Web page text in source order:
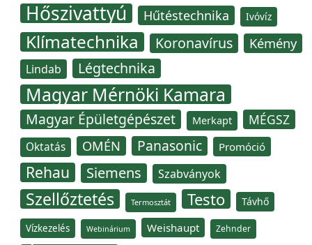
Hőszivattyú Hűtéstechnika Ivóvíz
Klímatechnika Koronavírus Kémény
Lindab Légtechnika
Magyar Mérnöki Kamara
Magyar Épületgépészet Merkapt MÉGSZ
Oktatás OMÉN Panasonic Promóció
Rehau Siemens Szabványok
Szellőztetés Termosztát Testo Távhő
Vízkezelés Webinárium Weishaupt Zehnder